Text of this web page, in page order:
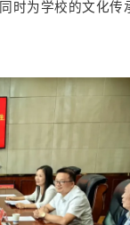
时为学校的文化传